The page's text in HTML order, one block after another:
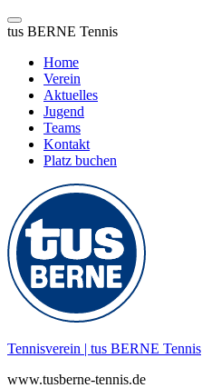
tus BERNE Tennis
Home
Verein
Aktuelles
Jugend
Teams
Kontakt
Platz buchen
Inhalt
springen
Tennisverein | tus BERNE Tennis
www.tusberne-tennis.de